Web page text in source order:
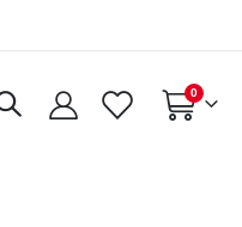
Warenkorb
0Artikel